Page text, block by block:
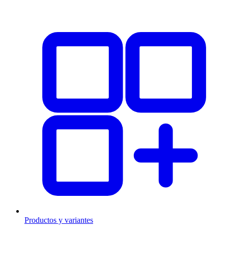
Productos y variantes